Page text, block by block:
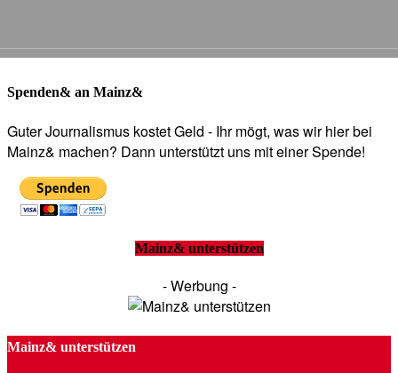
Spenden& an Mainz&
Guter Journalismus kostet Geld - Ihr mögt, was wir hier bei
Mainz& machen? Dann unterstützt uns mit einer Spende!
Mainz& unterstützen
- Werbung -
Mainz& unterstützen